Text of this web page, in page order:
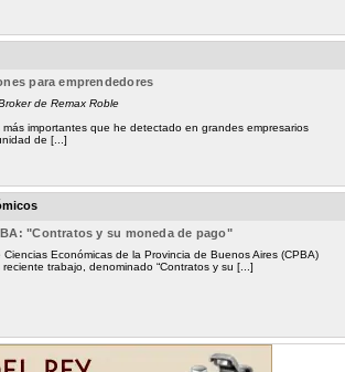
para emprendedores
de Remax Roble
importantes que he detectado en grandes empresarios
de [...]
"Contratos y su moneda de pago"
Económicas de la Provincia de Buenos Aires (CPBA)
trabajo, denominado “Contratos y su [...]